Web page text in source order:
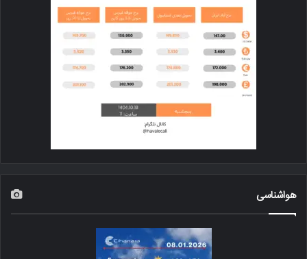
هواشناسی